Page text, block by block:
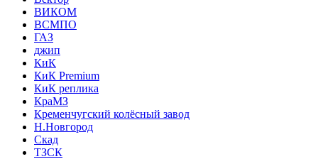
ВИКОМ
ВСМПО
ГАЗ
джип
КиК
КиК Premium
КиК реплика
КраМЗ
Кременчугский колёсный завод
Н.Новгород
Скад
ТЗСК